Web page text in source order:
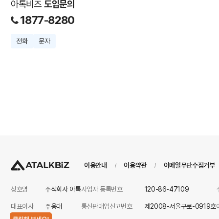
아톡비즈 도입문의
1877-8280
전화 문자
이용안내 / 이용약관 / 이메일무단수집거부
상호명 주식회사 아톡
대표이사 주웅대
사업자 등록번호 120-86-47109
통신판매업신고번호 제2008-서울구로-0919호